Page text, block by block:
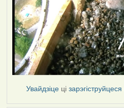
Увайдзіце цізарэгіструйцеся